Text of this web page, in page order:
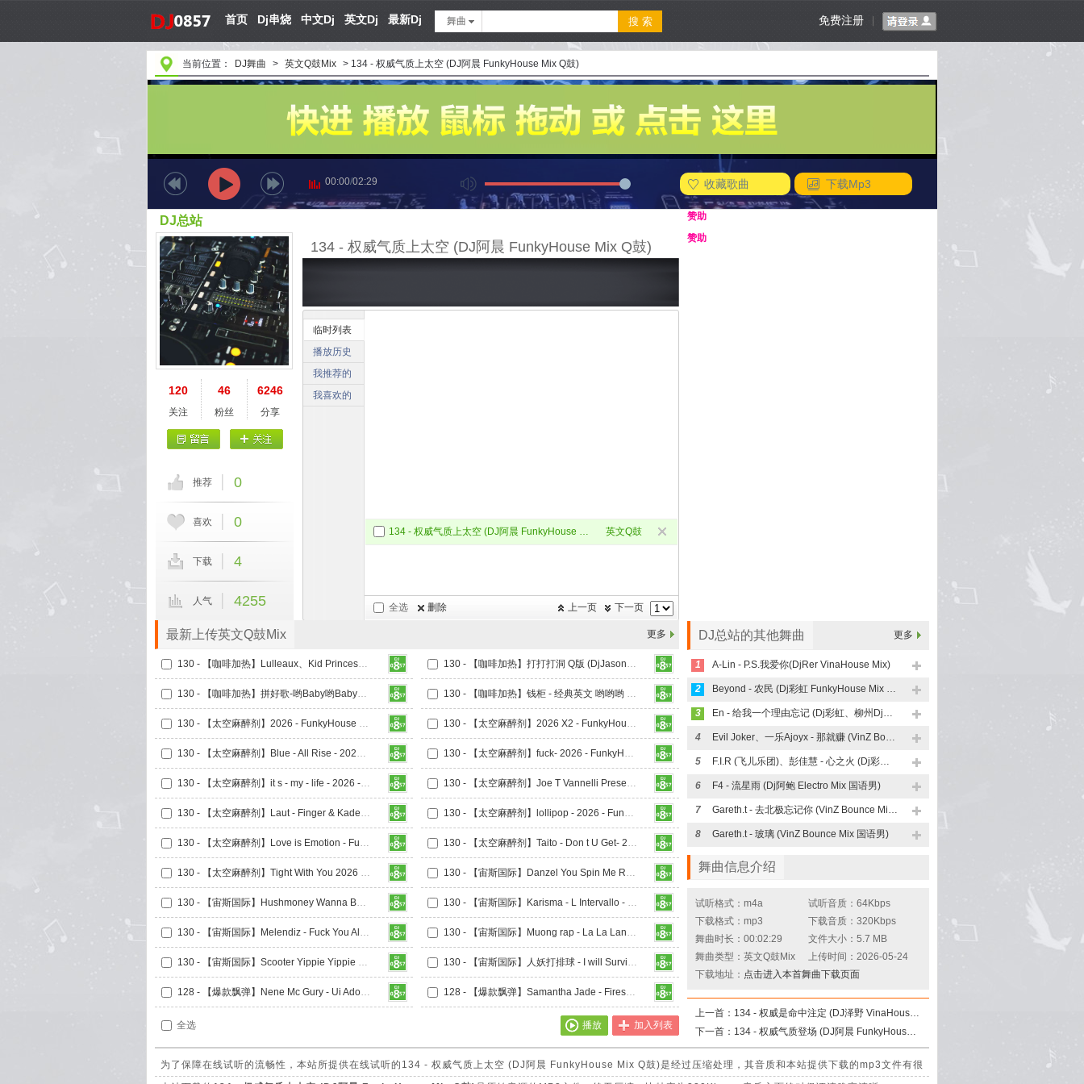
首页 Dj串烧 中文Dj 英文Dj 最新Dj 舞曲 免费注册
当前位置： DJ舞曲 > 英文Q鼓Mix > 134 - 权威气质上太空 (DJ阿晨 FunkyHouse Mix Q鼓)
下载Mp3
收藏歌曲
00:00/02:29
134 - 权威气质上太空 (DJ阿晨 FunkyHouse Mix Q鼓)
临时列表
播放历史
我推荐的
我喜欢的
134 - 权威气质上太空 (DJ阿晨 FunkyHouse Mix Q鼓)
英文Q鼓
全选 删除 下一页
上一页
DJ总站
120
关注
46
粉丝
6246
分享
推荐 0
喜欢 0
下载 4
人气 4255
赞助
赞助
最新上传英文Q鼓Mix 更多
130 - 【咖啡加热】Lulleaux、Kid Princess - Empty (DjJason阿杰 FunkyHouse Mix Q鼓) 130 - 【咖啡加热】打打打洞 Q版 (DjJason阿杰 FunkyHouse Mix Q鼓)
130 - 【咖啡加热】拼好歌-哟Baby哟Baby哟 (DjJason阿杰 FunkyHouse Mix Q鼓) 130 - 【咖啡加热】钱柜 - 经典英文 哟哟哟 (DjJason阿杰 FunkyHouse Mix Q鼓)
130 - 【太空麻醉剂】2026 - FunkyHouse Mix Q鼓 130 - 【太空麻醉剂】2026 X2 - FunkyHouse Mix Q鼓
130 - 【太空麻醉剂】Blue - All Rise - 2026 - FunkyHouse Mix Q鼓 130 - 【太空麻醉剂】fuck- 2026 - FunkyHouse Mix Q鼓
130 - 【太空麻醉剂】it s - my - life - 2026 - FunkyHouse Mix Q鼓 130 - 【太空麻醉剂】Joe T Vannelli Present Dr. Feelx - FunkyHouse Mix Q鼓
130 - 【太空麻醉剂】Laut - Finger & Kadel - FunkyHouse Mix Q鼓 130 - 【太空麻醉剂】lollipop - 2026 - FunkyHouse Mix Q鼓
130 - 【太空麻醉剂】Love is Emotion - FunkyHouse Mix Q鼓 130 - 【太空麻醉剂】Taito - Don t U Get- 2026 - FunkyHouse Mix Q鼓
130 - 【太空麻醉剂】Tight With You 2026 - FunkyHouse Mix Q鼓 130 - 【宙斯国际】Danzel You Spin Me Round (柳州DJ小Q FunkyHouse Mix Q鼓)
130 - 【宙斯国际】Hushmoney Wanna Be A Star (柳州DJ小Q FunkyHouse Mix Q鼓) 130 - 【宙斯国际】Karisma - L Intervallo - 2026 (柳州DJ小Q FunkyHouse Mix Q鼓)
130 - 【宙斯国际】Melendiz - Fuck You All (柳州DJ小Q FunkyHouse Mix Q鼓) 130 - 【宙斯国际】Muong rap - La La Land (柳州DJ小Q FunkyHouse Mix Q鼓)
130 - 【宙斯国际】Scooter Yippie Yippie Yeah (柳州DJ小Q FunkyHouse Mix Q鼓) 130 - 【宙斯国际】人妖打排球 - I will Survive (柳州DJ小Q FunkyHouse Mix Q鼓)
128 - 【爆款飘弹】Nene Mc Gury - Ui Adoro Ela (Dj阿衍 FunkyHouse Mix Q鼓) 128 - 【爆款飘弹】Samantha Jade - Firestarter (Dj阿衍 FunkyHouse Mix Q鼓)
全选 加入列表
播放
DJ总站的其他舞曲 更多
1 A-Lin - P.S.我爱你(DjRer VinaHouse Mix)
2 Beyond - 农民 (Dj彩虹 FunkyHouse Mix 粤语)
3 En - 给我一个理由忘记 (Dj彩虹、柳州Dj子靖 FunkyHouse Mix)
4 Evil Joker、一乐Ajoyx - 那就赚 (VinZ Bounce Mix 国语男)
5 F.I.R (飞儿乐团)、彭佳慧 - 心之火 (Dj彩虹 FunkyHouse Mix)
6 F4 - 流星雨 (Dj阿鲍 Electro Mix 国语男)
7 Gareth.t - 去北极忘记你 (VinZ Bounce Mix 国语男)
8 Gareth.t - 玻璃 (VinZ Bounce Mix 国语男)
舞曲信息介绍
试听格式：m4a
试听音质：64Kbps
下载格式：mp3
下载音质：320Kbps
舞曲时长：00:02:29
文件大小：5.7 MB
舞曲类型：英文Q鼓Mix
上传时间：2026-05-24
下载地址： 点击进入本首舞曲下载页面
上一首：
134 - 权威是命中注定 (DJ泽野 VinaHouse Mix)
下一首：
134 - 权威气质登场 (DJ阿晨 FunkyHouse Mix Q鼓)
为了保障在线试听的流畅性，本站所提供在线试听的134 - 权威气质上太空 (DJ阿晨 FunkyHouse Mix Q鼓)是经过压缩处理，其音质和本站提供下载的mp3文件有很